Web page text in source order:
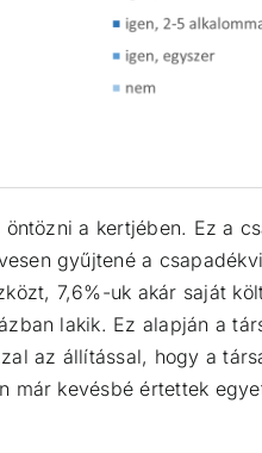
a kertjében. Ez a
gyűjtené a
7,6%-uk akár saját
lakik. Ez alapján a
az állítással, hogy a
már kevésbé értettek